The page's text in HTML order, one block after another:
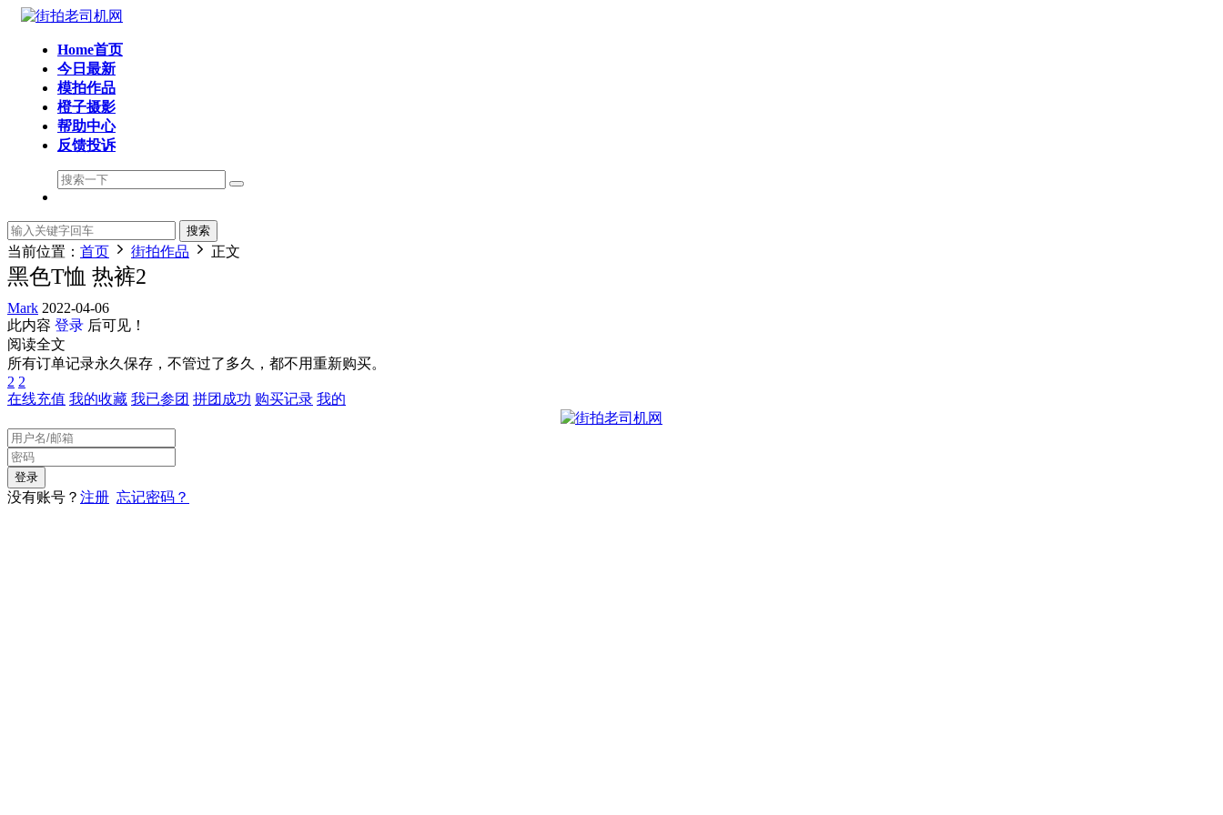
Home首页
今日最新
模拍作品
橙子摄影
帮助中心
反馈投诉
搜索
当前位置： 首页 街拍作品 正文
黑色T恤 热裤2
Mark 2022-04-06
此内容 登录 后可见！
阅读全文
所有订单记录永久保存，不管过了多久，都不用重新购买。
2 2
在线充值 我的收藏 我已参团 拼团成功 购买记录 我的
没有账号？ 注册 忘记密码？